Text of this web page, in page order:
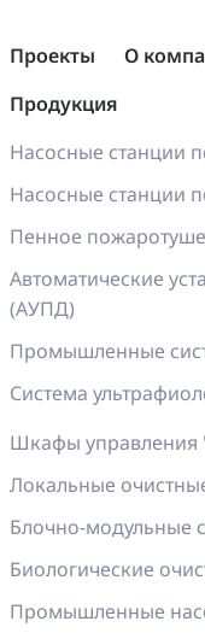
Проекты О
Продукция
Насосные станции
Насосные станции
Пенное
Автоматические
(АУПД)
Промышленные
Система
Шкафы управления
Локальные
Блочно-модульные
Биологические
Промышленные